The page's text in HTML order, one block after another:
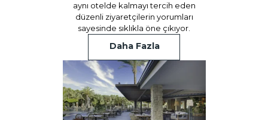
aynı otelde kalmayı tercih eden
düzenli ziyaretçilerin yorumları
sayesinde sıklıkla öne çıkıyor.
Daha Fazla